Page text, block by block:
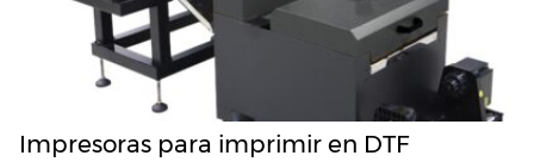
Impresoras para imprimir en DTF